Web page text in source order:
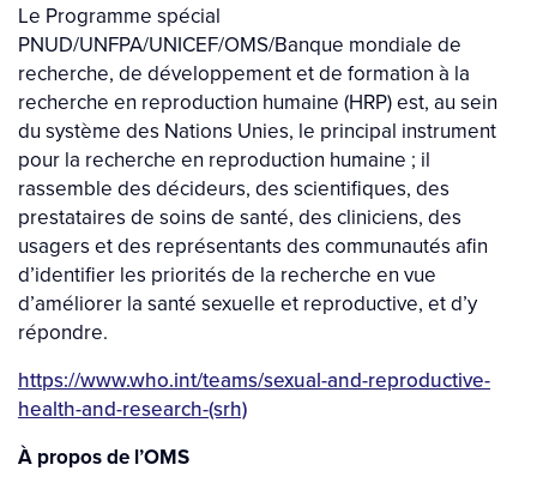
Le Programme spécial
PNUD/UNFPA/UNICEF/OMS/Banque mondiale de
recherche, de développement et de formation à la
recherche en reproduction humaine (HRP) est, au sein
du système des Nations Unies, le principal instrument
pour la recherche en reproduction humaine ; il
rassemble des décideurs, des scientifiques, des
prestataires de soins de santé, des cliniciens, des
usagers et des représentants des communautés afin
d’identifier les priorités de la recherche en vue
d’améliorer la santé sexuelle et reproductive, et d’y
répondre.
https://www.who.int/teams/sexual-and-reproductive-
health-and-research-(srh)
À propos de l’OMS